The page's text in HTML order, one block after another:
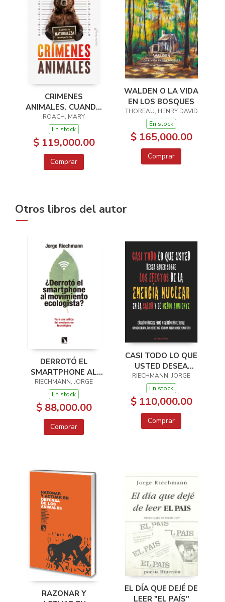
CRIMENES
ANIMALES. CUANDO
LA NATURALEZA
INFRINGE LA LEY
ROACH, MARY
En stock
$ 119,000.00
Comprar
WALDEN O LA VIDA
EN LOS BOSQUES
THOREAU, HENRY DAVID
En stock
$ 165,000.00
Comprar
Otros libros del autor
DERROTÓ EL
SMARTPHONE AL
MOVIMIENTO
ECOLOGISTA?
RIECHMANN, JORGE
En stock
$ 88,000.00
Comprar
CASI TODO LO QUE
USTED DESEA
SABER SOBRE LOS
EFECTOS DE LA
ENERGÍA NUCLEAR
EN LA SALUD Y EL
MEDIO AM
RIECHMANN, JORGE
En stock
$ 110,000.00
Comprar
RAZONAR Y
EL DÍA QUE DEJÉ DE
LEER "EL PAÍS"